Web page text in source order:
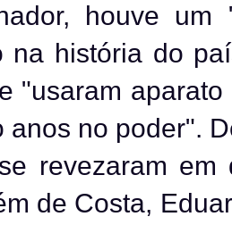
houve um
na história do
"usaram
anos no poder".
revezaram em
de Costa,